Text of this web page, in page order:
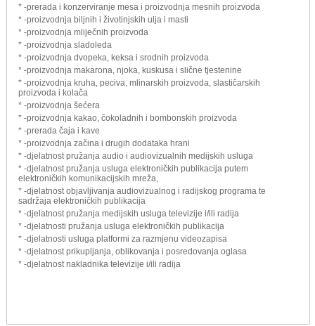
* -prerada i konzerviranje mesa i proizvodnja mesnih proizvoda
* -proizvodnja biljnih i životinjskih ulja i masti
* -proizvodnja mliječnih proizvoda
* -proizvodnja sladoleda
* -proizvodnja dvopeka, keksa i srodnih proizvoda
* -proizvodnja makarona, njoka, kuskusa i slične tjestenine
* -proizvodnja kruha, peciva, mlinarskih proizvoda, slastičarskih
proizvoda i kolača
* -proizvodnja šećera
* -proizvodnja kakao, čokoladnih i bombonskih proizvoda
* -prerada čaja i kave
* -proizvodnja začina i drugih dodataka hrani
* -djelatnost pružanja audio i audiovizualnih medijskih usluga
* -djelatnost pružanja usluga elektroničkih publikacija putem
elektroničkih komunikacijskih mreža,
* -djelatnost objavljivanja audiovizualnog i radijskog programa te
sadržaja elektroničkih publikacija
* -djelatnost pružanja medijskih usluga televizije i/ili radija
* -djelatnosti pružanja usluga elektroničkih publikacija
* -djelatnosti usluga platformi za razmjenu videozapisa
* -djelatnost prikupljanja, oblikovanja i posredovanja oglasa
* -djelatnost nakladnika televizije i/ili radija